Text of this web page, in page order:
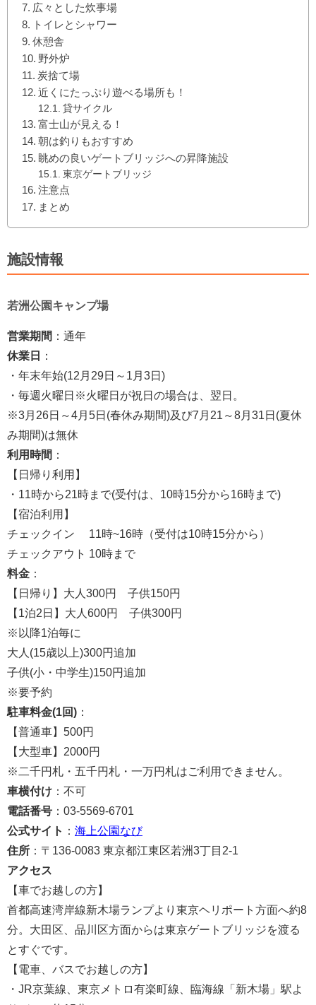
広々とした炊事場
トイレとシャワー
休憩舎
野外炉
炭捨て場
近くにたっぷり遊べる場所も！
貸サイクル
富士山が見える！
朝は釣りもおすすめ
眺めの良いゲートブリッジへの昇降施設
東京ゲートブリッジ
注意点
まとめ
施設情報
若洲公園キャンプ場
営業期間 ：通年
休業日
：
・年末年始(12月29日～1月3日)
・毎週火曜日※火曜日が祝日の場合は、翌日。
※3月26日～4月5日(春休み期間)及び7月21～8月31日(夏休
み期間)は無休
利用時間 ：
【日帰り利用】
・11時から21時まで(受付は、10時15分から16時まで)
【宿泊利用】
チェックイン 11時~16時（受付は10時15分から）
チェックアウト 10時まで
料金 ：
【日帰り】大人300円 子供150円
【1泊2日】大人600円 子供300円
※以降1泊毎に
大人(15歳以上)300円追加
子供(小・中学生)150円追加
※要予約
駐車料金(1回) ：
【普通車】500円
【大型車】2000円
※二千円札・五千円札・一万円札はご利用できません。
車横付け ：不可
電話番号 ：03-5569-6701
公式サイト ： 海上公園なび
住所 ：〒136-0083 東京都江東区若洲3丁目2-1
アクセス
【車でお越しの方】
首都高速湾岸線新木場ランプより東京ヘリポート方面へ約8
分。大田区、品川区方面からは東京ゲートブリッジを渡る
とすぐです。
【電車、バスでお越しの方】
・JR京葉線、東京メトロ有楽町線、臨海線「新木場」駅よ